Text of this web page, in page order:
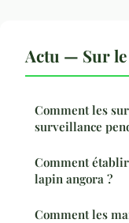
Actu — Sur
Comment les
surveillance
Comment
lapin angora ?
Comment les